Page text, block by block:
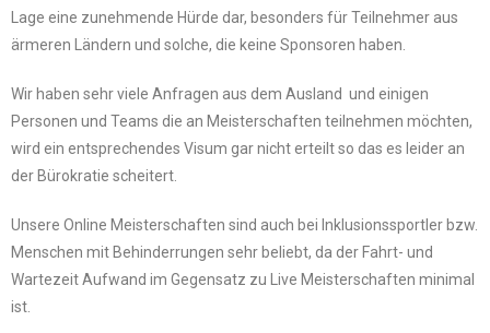
Lage eine zunehmende Hürde dar, besonders für Teilnehmer aus
ärmeren Ländern und solche, die keine Sponsoren haben.
Wir haben sehr viele Anfragen aus dem Ausland und einigen
Personen und Teams die an Meisterschaften teilnehmen möchten,
wird ein entsprechendes Visum gar nicht erteilt so das es leider an
der Bürokratie scheitert.
Unsere Online Meisterschaften sind auch bei Inklusionssportler bzw.
Menschen mit Behinderrungen sehr beliebt, da der Fahrt- und
Wartezeit Aufwand im Gegensatz zu Live Meisterschaften minimal
ist.